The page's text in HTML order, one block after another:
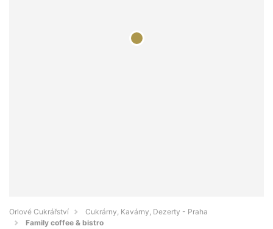
Orlové Cukrářství
Cukrárny, Kavárny, Dezerty - Praha
Family coffee & bistro